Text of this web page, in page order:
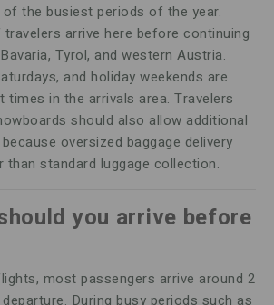
the busiest periods of the year.
arrive here before continuing
Tyrol, and western Austria.
and holiday weekends are
times in the arrivals area. Travelers
should also allow additional
oversized baggage delivery
standard luggage collection.
you arrive before
most passengers arrive around 2
During busy periods such as